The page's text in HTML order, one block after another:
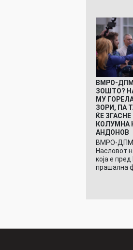
ВМРО-
ЗОШТО?
МУ
ЗОРИ, ПА
ЌЕ
КОЛУМНА
АНДОНОВ
ВМРО-
Насловот
која е
прашална